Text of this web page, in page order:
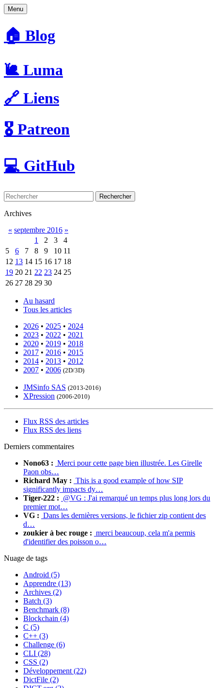
Menu
🏠 Blog
🐌 Luma
🔗 Liens
🎖️ Patreon
💻 GitHub
Rechercher
Archives
« septembre 2016 »
1
2 3
4
5
6 7 8 9 10 11
12 13 14 15 16 17 18
19 20 21 22 23 24 25
26 27 28 29 30
Au hasard
Tous les articles
2026 • 2025 • 2024
2023 • 2022 • 2021
2020 • 2019 • 2018
2017 • 2016 • 2015
2014 • 2013 • 2012
2007 • 2006 (2D/3D)
JMSinfo SAS (2013-2016)
XPression (2006-2010)
Flux RSS des articles
Flux RSS des liens
Derniers commentaires
Nono63 : Merci pour cette page bien illustrée. Les Girelle
Paon obs…
Richard May : This is a good example of how SIP
significantly impacts dy…
Tiger-222 : @VG : J'ai remarqué un temps plus long lors du
premier mot…
VG : Dans les dernières versions, le fichier zip contient des
d…
zoukier à bec rouge : merci beaucoup, cela m'a permis
d'identifier des poisson o…
Nuage de tags
Android (5)
Apprendre (13)
Archives (2)
Batch (3)
Benchmark (8)
Blockchain (4)
C (5)
C++ (3)
Challenge (6)
CLI (28)
CSS (2)
Développement (22)
DictFile (2)